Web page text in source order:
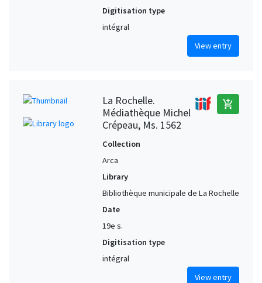
Digitisation type
intégral
View entry
La Rochelle.
Médiathèque Michel
Crépeau, Ms. 1562
add_shopping_cart
Collection
Arca
Library
Bibliothèque municipale de La Rochelle
Date
19e s.
Digitisation type
intégral
View entry